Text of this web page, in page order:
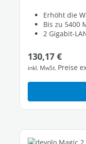
Erhöht die
Bis zu 5400
2 Gigabit-
Regulärer Preis:
130,17 €
inkl. MwSt. Preise